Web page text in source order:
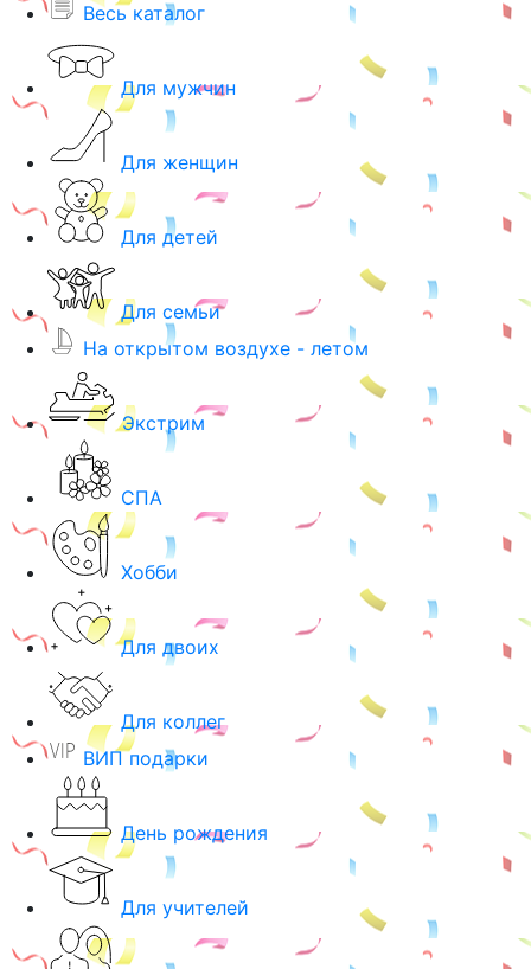
Весь каталог
Для мужчин
Для женщин
Для детей
Для семьи
На открытом воздухе - летом
Экстрим
СПА
Хобби
Для двоих
Для коллег
ВИП подарки
День рождения
Для учителей